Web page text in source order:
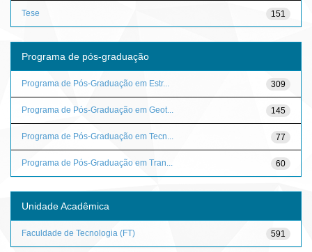
151
Tese
Programa de pós-graduação
309
Programa de Pós-Graduação em Estr...
145
Programa de Pós-Graduação em Geot...
77
Programa de Pós-Graduação em Tecn...
60
Programa de Pós-Graduação em Tran...
Unidade Acadêmica
591
Faculdade de Tecnologia (FT)